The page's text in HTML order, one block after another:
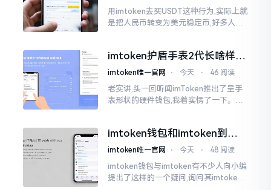
用imtoken去买USDT这种行为,实际上就
是把人民币转变为美元稳定币,好多人在
低的状况
imtoken护盾手表2代长啥样？
真实上手体验分享
imtoken唯一官网 ⋅ 今天 ⋅ 46 阅读
老实讲,头一回听闻imToken推出了呈手
表形状的硬件钱包,我着实愣了一下。在c
imtoken钱包和imtoken到底
是不是一回事？看完就懂了
imtoken唯一官网 ⋅ 今天 ⋅ 48 阅读
imtoken钱包与imtoken有不少人向小编
提出了这样的一个疑问,询问其imtoken